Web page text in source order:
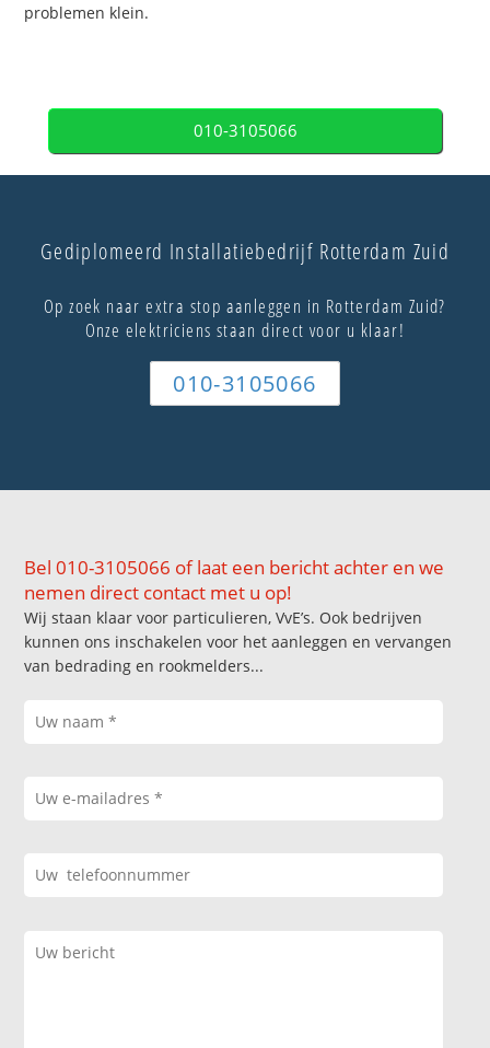
problemen klein.
010-3105066
Gediplomeerd Installatiebedrijf Rotterdam Zuid
Op zoek naar extra stop aanleggen in Rotterdam Zuid?
Onze elektriciens staan direct voor u klaar!
010-3105066
Bel 010-3105066 of laat een bericht achter en we
nemen direct contact met u op!
Wij staan klaar voor particulieren, VvE’s. Ook bedrijven
kunnen ons inschakelen voor het aanleggen en vervangen
van bedrading en rookmelders...